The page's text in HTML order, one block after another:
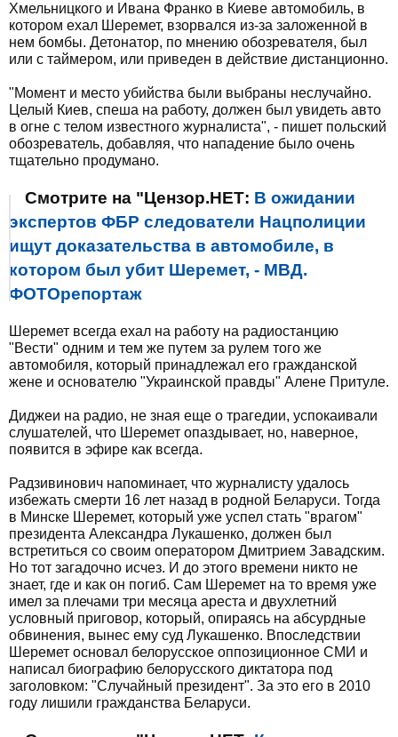
Хмельницкого и Ивана Франко в Киеве автомобиль, в
котором ехал Шеремет, взорвался из-за заложенной в
нем бомбы. Детонатор, по мнению обозревателя, был
или с таймером, или приведен в действие дистанционно.
"Момент и место убийства были выбраны неслучайно.
Целый Киев, спеша на работу, должен был увидеть авто
в огне с телом известного журналиста", - пишет польский
обозреватель, добавляя, что нападение было очень
тщательно продумано.
Смотрите на "Цензор.НЕТ: В ожидании
экспертов ФБР следователи Нацполиции
ищут доказательства в автомобиле, в
котором был убит Шеремет, - МВД.
ФОТОрепортаж
Шеремет всегда ехал на работу на радиостанцию
"Вести" одним и тем же путем за рулем того же
автомобиля, который принадлежал его гражданской
жене и основателю "Украинской правды" Алене Притуле.
Диджеи на радио, не зная еще о трагедии, успокаивали
слушателей, что Шеремет опаздывает, но, наверное,
появится в эфире как всегда.
Радзивинович напоминает, что журналисту удалось
избежать смерти 16 лет назад в родной Беларуси. Тогда
в Минске Шеремет, который уже успел стать "врагом"
президента Александра Лукашенко, должен был
встретиться со своим оператором Дмитрием Завадским.
Но тот загадочно исчез. И до этого времени никто не
знает, где и как он погиб. Сам Шеремет на то время уже
имел за плечами три месяца ареста и двухлетний
условный приговор, который, опираясь на абсурдные
обвинения, вынес ему суд Лукашенко. Впоследствии
Шеремет основал белорусское оппозиционное СМИ и
написал биографию белорусского диктатора под
заголовком: "Случайный президент". За это его в 2010
году лишили гражданства Беларуси.